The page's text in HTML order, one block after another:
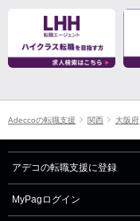
Adeccoの転職支援 関西 大阪府
アデコの転職支援に登録
MyPagログイン